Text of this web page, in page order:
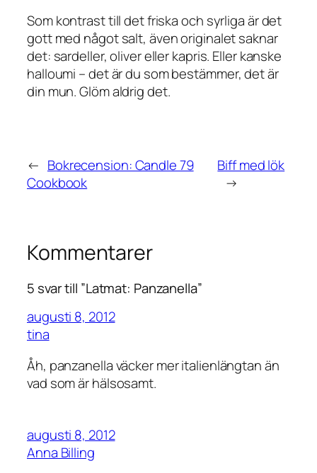
Som kontrast till det friska och syrliga är det
gott med något salt, även originalet saknar
det: sardeller, oliver eller kapris. Eller kanske
halloumi – det är du som bestämmer, det är
din mun. Glöm aldrig det.
← Bokrecension: Candle 79
Cookbook
Biff med lök
→
Kommentarer
5 svar till ”Latmat: Panzanella”
augusti 8, 2012
tina
Åh, panzanella väcker mer italienlängtan än
vad som är hälsosamt.
augusti 8, 2012
Anna Billing